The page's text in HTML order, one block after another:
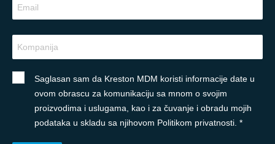
Saglasan sam da Kreston MDM koristi informacije date u
ovom obrascu za komunikaciju sa mnom o svojim
proizvodima i uslugama, kao i za čuvanje i obradu mojih
podataka u skladu sa njihovom Politikom privatnosti. *